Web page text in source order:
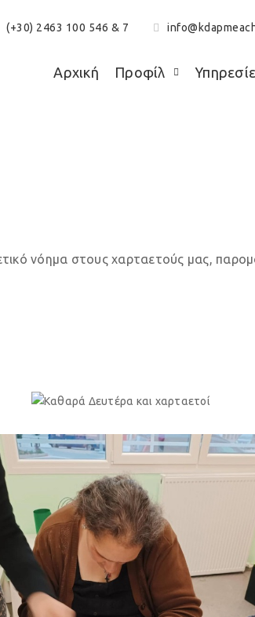
(+30) 2463 100 546 & 7
Αρχική Προφίλ
νόημα στους χαρταετούς μας,